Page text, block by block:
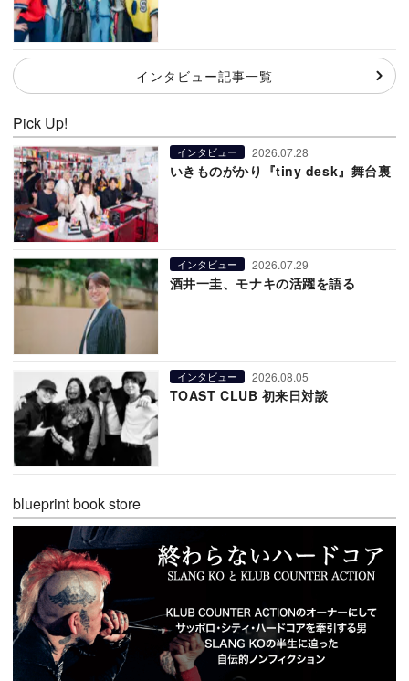
インタビュー記事一覧
Pick Up!
インタビュー 2026.07.28
いきものがかり『tiny desk』舞台裏
インタビュー 2026.07.29
酒井一圭、モナキの活躍を語る
インタビュー 2026.08.05
TOAST CLUB 初来日対談
blueprint book store